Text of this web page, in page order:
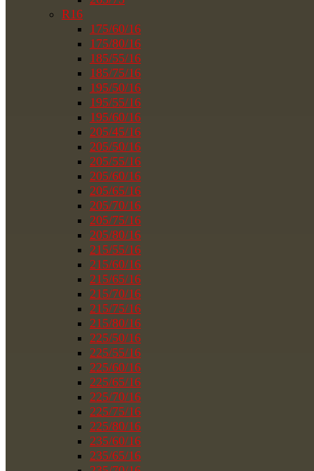
R16
175/60/16
175/80/16
185/55/16
185/75/16
195/50/16
195/55/16
195/60/16
205/45/16
205/50/16
205/55/16
205/60/16
205/65/16
205/70/16
205/75/16
205/80/16
215/55/16
215/60/16
215/65/16
215/70/16
215/75/16
215/80/16
225/50/16
225/55/16
225/60/16
225/65/16
225/70/16
225/75/16
225/80/16
235/60/16
235/65/16